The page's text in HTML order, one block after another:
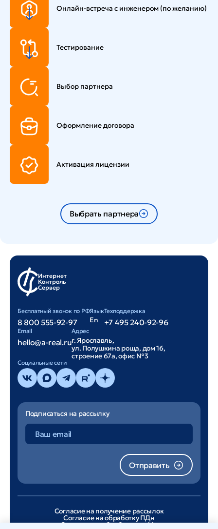
Онлайн-встреча с инженером (по желанию)
Тестирование
Активация лицензии
Оформление договора
Выбор партнера
Выбрать партнера
Интернет
Контроль
Сервер
Бесплатный звонок по РФ
8 800 555-92-97
Язык
En
Техподдержка
+7 495 240-92-96
Email
hello@a-real.ru
Адрес
г. Ярославль,
ул. Полушкина роща, дом 16,
строение 67а, офис №3
Cоциальные сети
Подписаться на рассылку
Отправить
Согласие на получение рассылок
Согласие на обработку ПДн
Согласие на обработку cookie